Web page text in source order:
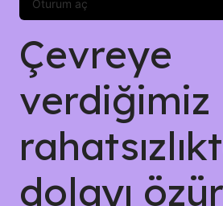
Oturum aç
Çevreye
verdiğimiz
dolayı özür